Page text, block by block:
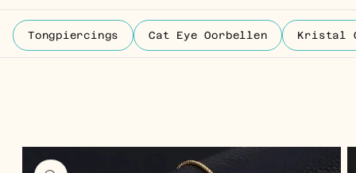
Tongpiercings Cat Eye Oorbellen Kristal
direct naar